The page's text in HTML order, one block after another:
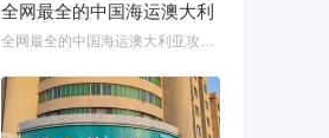
全网最全的中国海运澳大利
全网最全的中国海运澳大利亚攻略！细说如何把家具转运悉尼墨尔本布里斯班 国内网购